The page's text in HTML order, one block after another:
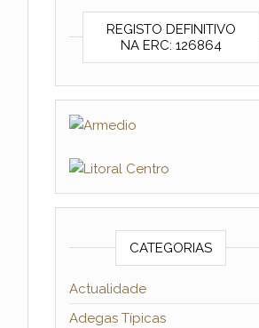
REGISTO DEFINITIVO
NA ERC: 126864
CATEGORIAS
Actualidade
Adegas Típicas